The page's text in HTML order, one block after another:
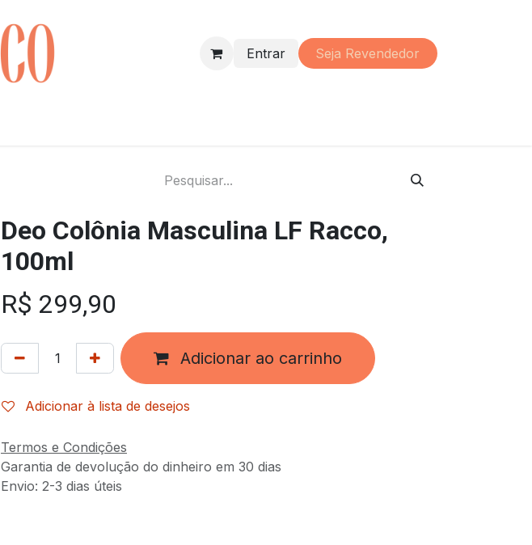
Entrar Seja Re​vendedor
Deo Colônia Masculina LF Racco,
100ml
R$ 299,90
Adicionar ao carrinho
Adicionar à lista de desejos
Termos e Condições
Garantia de devolução do dinheiro em 30 dias
Envio: 2-3 dias úteis